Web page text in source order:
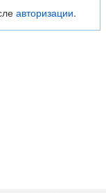
авторизации.